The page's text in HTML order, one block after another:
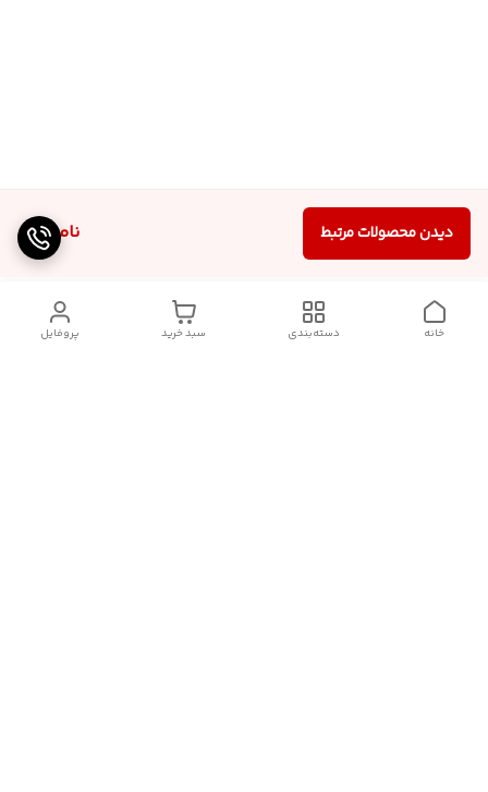
ناموجود دیدن محصولات مرتبط
پروفایل سبد خرید دسته‌بندی خانه